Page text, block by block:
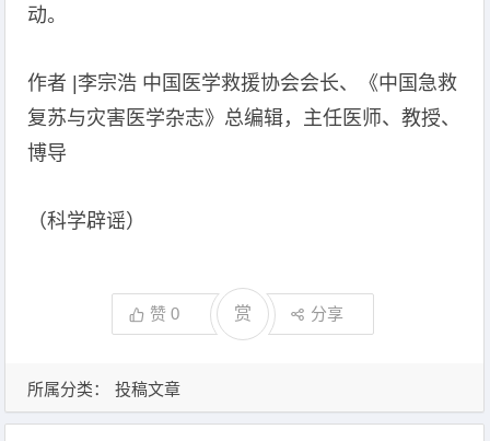
动。
作者 |李宗浩 中国医学救援协会会长、《中国急救
复苏与灾害医学杂志》总编辑，主任医师、教授、
博导
（科学辟谣）
赞0 赏 分享
所属分类： 投稿文章